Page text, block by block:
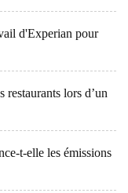
d'Experian pour
restaurants lors d’un
t-elle les émissions